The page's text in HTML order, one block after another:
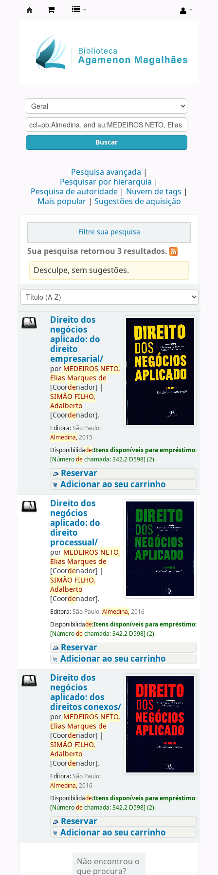
Agamenon
Magalhães
Buscar
Pesquisa avançada
Pesquisar por hierarquia
Pesquisa de autoridade
Nuvem de tags
Mais popular
Sugestões de aquisição
Filtre sua pesquisa
Sua pesquisa retornou 3 resultados.
Desculpe, sem sugestões.
Direito dos
negócios
aplicado: do
direito
empresarial/
por MEDEIROS NETO,
Elias Marques de
[Coordenador] |
SIMÃO FILHO,
Adalberto
[Coordenador].
Editora:São Paulo:
Almedina,2015
Disponibilidade:Itens disponíveis para empréstimo:
[Númerodechamada:342.2 D598] (2).
Reservar
Adicionar ao seu carrinho
Direito dos
negócios
aplicado: do
direito
processual/
por MEDEIROS NETO,
Elias Marques de
[Coordenador] |
SIMÃO FILHO,
Adalberto
[Coordenador].
Editora:São Paulo:Almedina,2016
Disponibilidade:Itens disponíveis para empréstimo:
[Númerodechamada:342.2 D598] (2).
Reservar
Adicionar ao seu carrinho
Direito dos
negócios
aplicado: dos
direitos conexos/
por MEDEIROS NETO,
Elias Marques de
[Coordenador] |
SIMÃO FILHO,
Adalberto
[Coordenador].
Editora:São Paulo:
Almedina,2016
Disponibilidade:Itens disponíveis para empréstimo:
[Númerodechamada:342.2 D598] (2).
Reservar
Adicionar ao seu carrinho
Não encontrou o
que procura?